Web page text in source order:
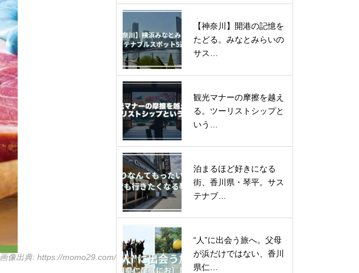
画像出典: https://momo29.com/
【神奈川】開港の記憶を
たどる。みなとみらいの
サス…
観光マナーの摩擦を越え
る。ツーリストシップと
いう…
泊まるほど好きになる
街、香川県・琴平。サス
テナブ…
“人”に出会う旅へ。父母
が浜だけではない、香川
県仁…